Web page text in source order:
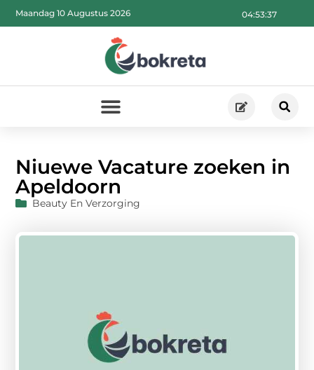
04:53:38
Maandag 10 Augustus 2026
Niuewe Vacature zoeken in
Apeldoorn
Beauty En Verzorging